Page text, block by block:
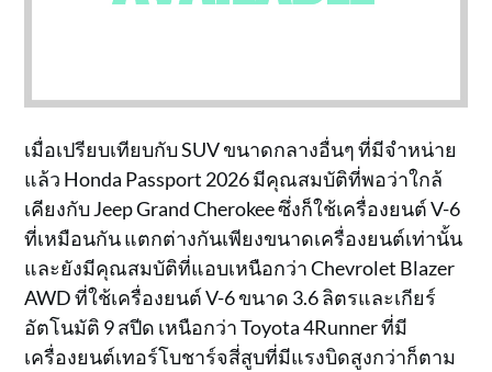
เมื่อเปรียบเทียบกับ SUV ขนาดกลางอื่นๆ ที่มีจำหน่าย
แล้ว Honda Passport 2026 มีคุณสมบัติที่พอว่าใกล้
เคียงกับ Jeep Grand Cherokee ซึ่งก็ใช้เครื่องยนต์ V-6
ที่เหมือนกัน แตกต่างกันเพียงขนาดเครื่องยนต์เท่านั้น
และยังมีคุณสมบัติที่แอบเหนือกว่า Chevrolet Blazer
AWD ที่ใช้เครื่องยนต์ V-6 ขนาด 3.6 ลิตรและเกียร์
อัตโนมัติ 9 สปีด เหนือกว่า Toyota 4Runner ที่มี
เครื่องยนต์เทอร์โบชาร์จสี่สูบที่มีแรงบิดสูงกว่าก็ตาม